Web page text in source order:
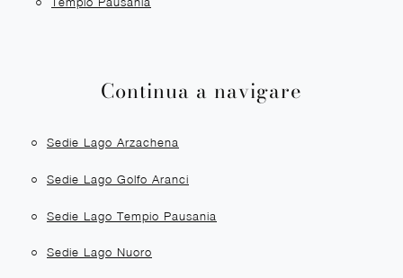
Continua a navigare
Sedie Lago Arzachena
Sedie Lago Golfo Aranci
Sedie Lago Tempio Pausania
Sedie Lago Nuoro